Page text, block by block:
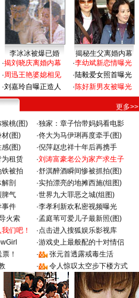
李冰冰被爆已婚
揭秘生父离婚内幕
·揭刘晓庆离婚内幕
·周迅王艳婆媳相见
·刘嘉玲自曝正造人
·李幼斌新恋情曝光
·陆毅爱女照首曝光
·陈好新男友被曝光
更多>>
猴桃(图) ·独家：章子怡带妈妈看电影
材(图) ·佟大为马伊琍再度牵手(图)
感(图) ·倪萍赵忠祥十年后再携手
为租赁 ·刘涛富豪老公为家产求生子
被拍 ·舒淇醉酒瞬间惨被抓拍(图)
剖 ·实拍漂亮的地摊西施(组图)
脾气 ·世界九大罪恶之城(组图)
事件 ·李孝利新欢私密视频曝光
火索 ·孟庭苇可爱儿子最新照(图)
们吧！ ·点击进入搜狐娱乐影视库
·游戏史上最般配的十对情侣
！ ·
张元首透露戒毒生活
· 令人惊叹太空步下楼方式